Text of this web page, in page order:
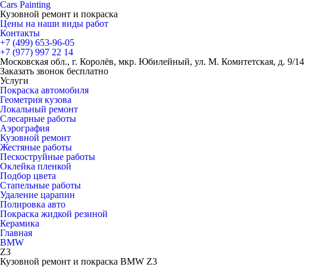
Cars Painting
Кузовной ремонт и покраска
Цены на наши виды работ
Контакты
+7 (499) 653-96-05
+7 (977) 997 22 14
Московская обл., г. Королёв, мкр. Юбилейный, ул. М. Комитетская, д. 9/14
Заказать звонок бесплатно
Услуги
Покраска автомобиля
Геометрия кузова
Локальный ремонт
Слесарные работы
Аэрография
Кузовной ремонт
Жестяные работы
Пескоструйные работы
Оклейка пленкой
Подбор цвета
Стапельные работы
Удаление царапин
Полировка авто
Покраска жидкой резиной
Керамика
Главная
BMW
Z3
Кузовной ремонт и покраска BMW Z3